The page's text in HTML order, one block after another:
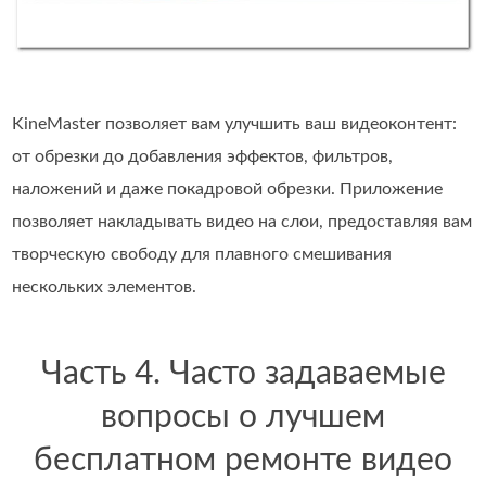
KineMaster позволяет вам улучшить ваш видеоконтент:
от обрезки до добавления эффектов, фильтров,
наложений и даже покадровой обрезки. Приложение
позволяет накладывать видео на слои, предоставляя вам
творческую свободу для плавного смешивания
нескольких элементов.
Часть 4. Часто задаваемые
вопросы о лучшем
бесплатном ремонте видео